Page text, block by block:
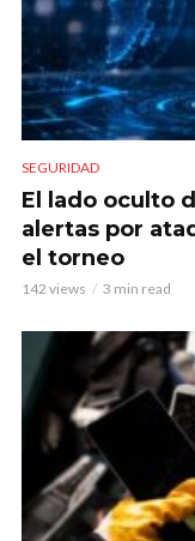
SEGURIDAD
El lado oculto
alertas por
el torneo
142 views 3 min read